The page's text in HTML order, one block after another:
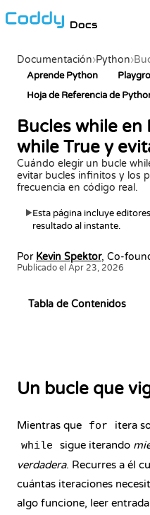
Docs
Documentación›Python›
Aprende Python
Hoja de Referencia de
Bucles while en
while True y
Cuándo elegir un bucle
evitar bucles infinitos y los
frecuencia en código real.
▶Esta página incluye
resultado al instante.
Por Kevin Spektor, Co-
Publicado el Apr 23, 2026
Un bucle que
Mientras que for itera
while sigue iterando
verdadera. Recurres a él
cuántas iteraciones
algo funcione, leer
Tabla de Contenidos